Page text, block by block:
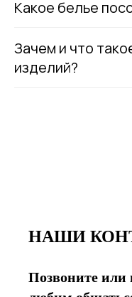
Какое белье
Зачем и что
изделий?
НАШИ
Позвоните